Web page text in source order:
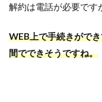
解約は電話が必要です
WEB上で手続きがで
間でできそうですね。